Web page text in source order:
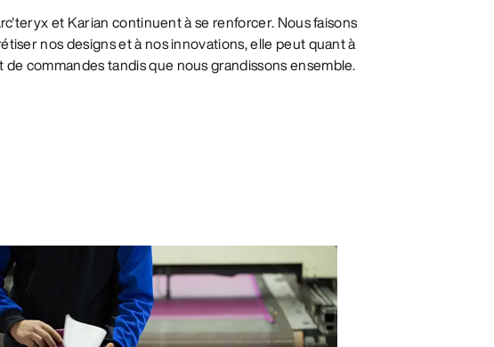
et Karian continuent à se renforcer. Nous faisons
nos designs et à nos innovations, elle peut quant à
commandes tandis que nous grandissons ensemble.